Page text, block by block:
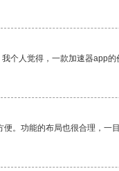
个人觉得，一款加速器app的
。功能的布局也很合理，一目